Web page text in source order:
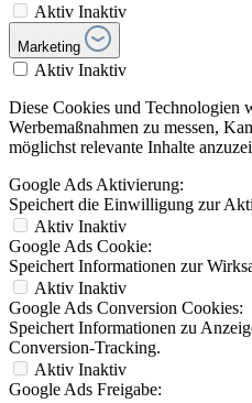
Aktiv Inaktiv
Marketing
Aktiv Inaktiv
Diese Cookies und Technologien
Werbemaßnahmen zu messen,
möglichst relevante Inhalte
Google Ads Aktivierung:
Speichert die Einwilligung zur
Aktiv Inaktiv
Google Ads Cookie:
Speichert Informationen zur
Aktiv Inaktiv
Google Ads Conversion Cookies:
Speichert Informationen zu
Conversion-Tracking.
Aktiv Inaktiv
Google Ads Freigabe: